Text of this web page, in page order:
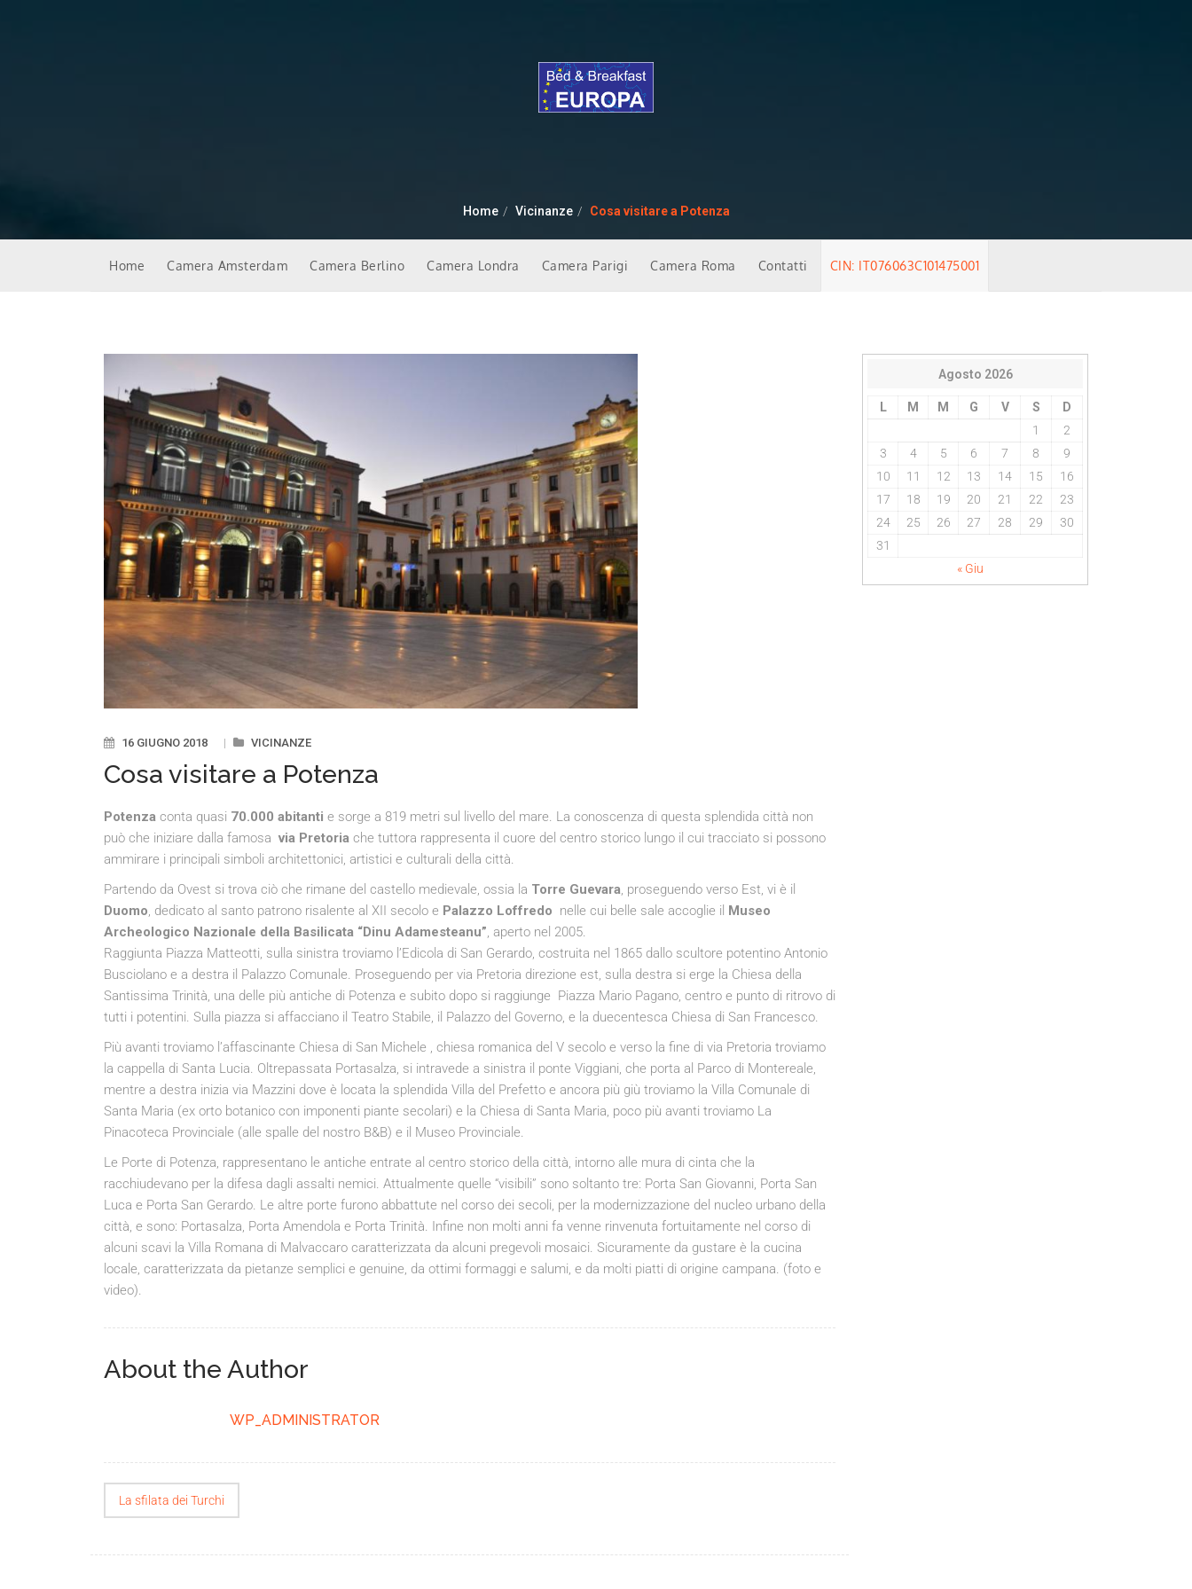
Home Vicinanze Cosa visitare a Potenza
Home Camera Amsterdam Camera Berlino Camera Londra Camera Parigi Camera Roma Contatti CIN: IT076063C101475001
16 GIUGNO 2018 | VICINANZE
Cosa visitare a Potenza
Potenza conta quasi 70.000 abitanti e sorge a 819 metri sul livello del mare. La conoscenza di questa splendida città non
può che iniziare dalla famosa via Pretoria che tuttora rappresenta il cuore del centro storico lungo il cui tracciato si possono
ammirare i principali simboli architettonici, artistici e culturali della città.
Partendo da Ovest si trova ciò che rimane del castello medievale, ossia la Torre Guevara, proseguendo verso Est, vi è il
Duomo, dedicato al santo patrono risalente al XII secolo e Palazzo Loffredo nelle cui belle sale accoglie il Museo
Archeologico Nazionale della Basilicata “Dinu Adamesteanu”, aperto nel 2005.
Raggiunta Piazza Matteotti, sulla sinistra troviamo l’Edicola di San Gerardo, costruita nel 1865 dallo scultore potentino Antonio
Busciolano e a destra il Palazzo Comunale. Proseguendo per via Pretoria direzione est, sulla destra si erge la Chiesa della
Santissima Trinità, una delle più antiche di Potenza e subito dopo si raggiunge Piazza Mario Pagano, centro e punto di ritrovo di
tutti i potentini. Sulla piazza si affacciano il Teatro Stabile, il Palazzo del Governo, e la duecentesca Chiesa di San Francesco.
Più avanti troviamo l’affascinante Chiesa di San Michele , chiesa romanica del V secolo e verso la fine di via Pretoria troviamo
la cappella di Santa Lucia. Oltrepassata Portasalza, si intravede a sinistra il ponte Viggiani, che porta al Parco di Montereale,
mentre a destra inizia via Mazzini dove è locata la splendida Villa del Prefetto e ancora più giù troviamo la Villa Comunale di
Santa Maria (ex orto botanico con imponenti piante secolari) e la Chiesa di Santa Maria, poco più avanti troviamo La
Pinacoteca Provinciale (alle spalle del nostro B&B) e il Museo Provinciale.
Le Porte di Potenza, rappresentano le antiche entrate al centro storico della città, intorno alle mura di cinta che la
racchiudevano per la difesa dagli assalti nemici. Attualmente quelle “visibili” sono soltanto tre: Porta San Giovanni, Porta San
Luca e Porta San Gerardo. Le altre porte furono abbattute nel corso dei secoli, per la modernizzazione del nucleo urbano della
città, e sono: Portasalza, Porta Amendola e Porta Trinità. Infine non molti anni fa venne rinvenuta fortuitamente nel corso di
alcuni scavi la Villa Romana di Malvaccaro caratterizzata da alcuni pregevoli mosaici. Sicuramente da gustare è la cucina
locale, caratterizzata da pietanze semplici e genuine, da ottimi formaggi e salumi, e da molti piatti di origine campana. (foto e
video).
About the Author
WP_ADMINISTRATOR
La sfilata dei Turchi
Agosto 2026
L M M G V S
D
1
2
3
4 5 6 7 8
9
10
11 12 13 14 15
16
17
18 19 20 21 22
23
24
25 26 27 28 29
30
31
« Giu